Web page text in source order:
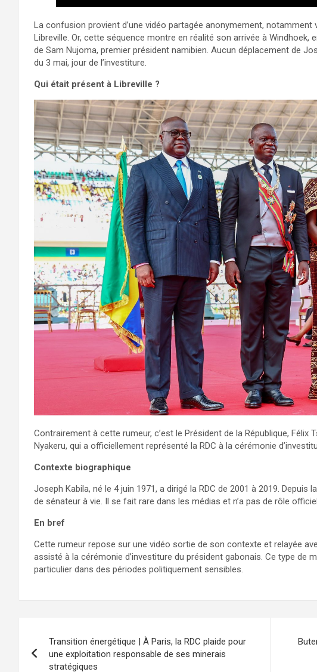
La confusion provient d’une vidéo partagée anonymement, notamment
Libreville. Or, cette séquence montre en réalité son arrivée à Windhoek,
de Sam Nujoma, premier président namibien. Aucun déplacement de
du 3 mai, jour de l’investiture.
Qui était présent à Libreville ?
Contrairement à cette rumeur, c’est le Président de la République, Félix
Nyakeru, qui a officiellement représenté la RDC à la cérémonie
Contexte biographique
Joseph Kabila, né le 4 juin 1971, a dirigé la RDC de 2001 à 2019.
de sénateur à vie. Il se fait rare dans les médias et n’a pas de rôle
En bref
Cette rumeur repose sur une vidéo sortie de son contexte et relayée
assisté à la cérémonie d’investiture du président gabonais. Ce type de
particulier dans des périodes politiquement sensibles.
de
Transition énergétique | À Paris, la RDC plaide pour
une exploitation responsable de ses minerais
stratégiques